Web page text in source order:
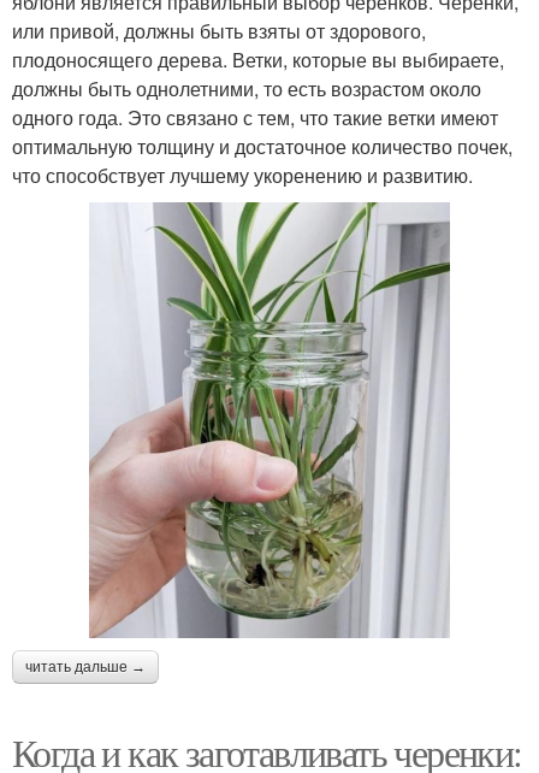
или привой, должны быть взяты от здорового,
плодоносящего дерева. Ветки, которые вы выбираете,
должны быть однолетними, то есть возрастом около
одного года. Это связано с тем, что такие ветки имеют
оптимальную толщину и достаточное количество почек,
что способствует лучшему укоренению и развитию.
читать дальше →
Когда и как заготавливать черенки: